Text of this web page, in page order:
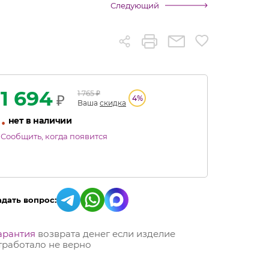
Следующий
1 694 ₽ 1 765₽
Ваша скидка
4%
• нет в наличии
Сообщить, когда появится
вопрос:
возврата денег если изделие
не верно